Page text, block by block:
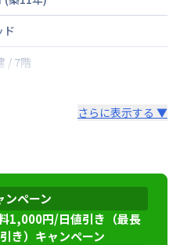
ド
/ 7階
三ノ宮駅徒歩5分
貿易センター駅
山手線三宮駅徒歩5分
さらに表示する ▼
ンペーン
1,000円/日値引き（最長
き）キャンペーン